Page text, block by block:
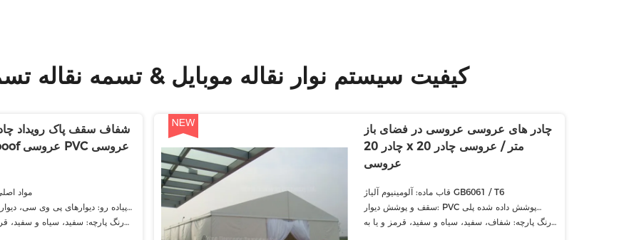
کیفیت سیستم نوار نقاله موبایل & تسمه نقاله
/ Waterprooof عروسی PVC عروسی
مواد
پیاده رو: دیوارهای پی وی سی،
رنگ پارچه: سفید، سیاه و سفید،
چادر های عروسی عروسی در فضای باز
چادر 20 x 20 متر / عروسی چادر
عروسی
قاب ماده: آلومینیوم آلیاژ GB6061 / T6
سقف و پوشش دیوار: PVC پوشش داده شده پلی
استر، ضد آب
رنگ پارچه: شفاف، سفید، سیاه و سفید، قرمز و یا به